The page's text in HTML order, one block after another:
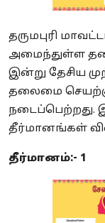
தருமபுரி
அமைந்துள்ள
இன்று தேசிய
தலைமை
நடைப்பெற்றது.
தீர்மானங்கள்
தீர்மானம்:- 1